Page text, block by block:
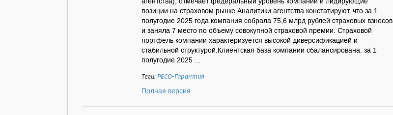
позиции на страховом рынке.Аналитики агентства констатируют, что за 1
полугодие 2025 года компания собрала 75,6 млрд рублей страховых взносов
и заняла 7 место по объему совокупной страховой премии. Страховой
портфель компании характеризуется высокой диверсификацией и
стабильной структурой.Клиентская база компании сбалансирована: за 1
полугодие 2025 ...
Теги:РЕСО-Гарантия
Полная версия